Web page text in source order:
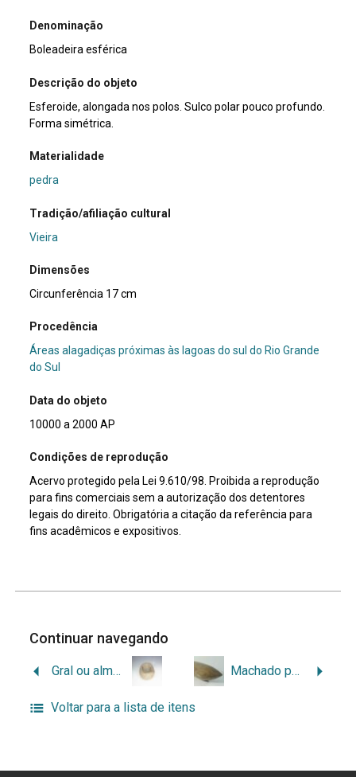
Denominação
Boleadeira esférica
Descrição do objeto
Esferoide, alongada nos polos. Sulco polar pouco profundo.
Forma simétrica.
Materialidade
pedra
Tradição/afiliação cultural
Vieira
Dimensões
Circunferência 17 cm
Procedência
Áreas alagadiças próximas às lagoas do sul do Rio Grande
do Sul
Data do objeto
10000 a 2000 AP
Condições de reprodução
Acervo protegido pela Lei 9.610/98. Proibida a reprodução
para fins comerciais sem a autorização dos detentores
legais do direito. Obrigatória a citação da referência para
fins acadêmicos e expositivos.
Continuar navegando
Gral ou almofariz Machado polido guarani
Voltar para a lista de itens